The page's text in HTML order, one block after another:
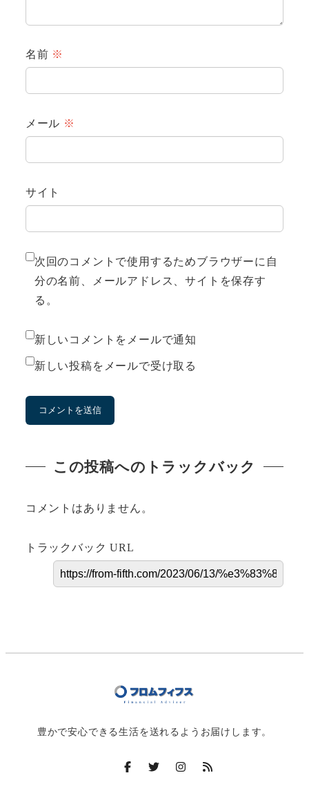
名前 ※
メール ※
サイト
次回のコメントで使用するためブラウザーに自
分の名前、メールアドレス、サイトを保存す
る。
新しいコメントをメールで通知
新しい投稿をメールで受け取る
この投稿へのトラックバック
コメントはありません。
トラックバック URL
豊かで安心できる生活を送れるようお届けします。